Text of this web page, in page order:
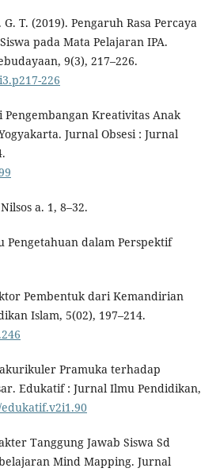
T. (2019). Pengaruh Rasa Percaya
pada Mata Pelajaran IPA.
9(3), 217–226.
226
Pengembangan Kreativitas Anak
Jurnal Obsesi : Jurnal
a. 1, 8–32.
Pengetahuan dalam Perspektif
Pembentuk dari Kemandirian
Islam, 5(02), 197–214.
Pramuka terhadap
Edukatif : Jurnal Ilmu Pendidikan,
Tanggung Jawab Siswa Sd
Mind Mapping. Jurnal